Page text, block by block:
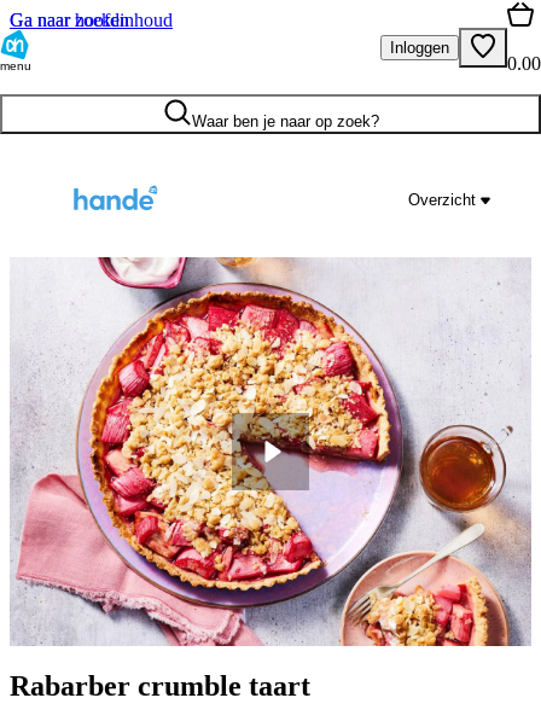
Ga naar hoofdinhoud
Ga naar zoeken
menu
Inloggen
0.00
Waar ben je naar op zoek?
Overzicht
Rabarber crumble taart